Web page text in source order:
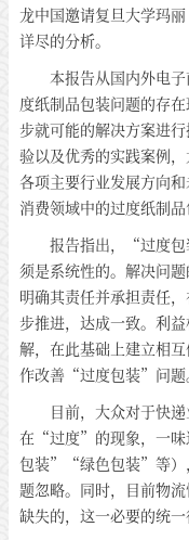
龙中国邀请复旦大学玛
详尽的分析。
本报告从国内外电
度纸制品包装问题的存
步就可能的解决方案进
验以及优秀的实践案例
各项主要行业发展方向
消费领域中的过度纸制
报告指出，“过度
须是系统性的。解决问
明确其责任并承担责任
步推进，达成一致。利
解，在此基础上建立相
作改善“过度包装”问题
目前，大众对于快
在“过度”的现象，一味
包装”“绿色包装”等）
题忽略。同时，目前物
缺失的，这一必要的统一